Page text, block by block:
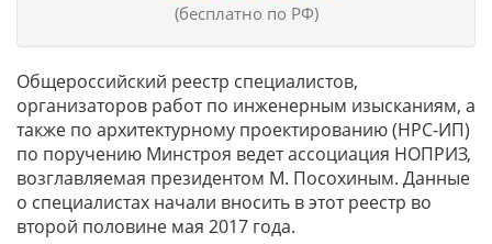
(бесплатно по РФ)
Общероссийский реестр специалистов,
организаторов работ по инженерным изысканиям, а
также по архитектурному проектированию (НРС-ИП)
по поручению Минстроя ведет ассоциация НОПРИЗ,
возглавляемая президентом М. Посохиным. Данные
о специалистах начали вносить в этот реестр во
второй половине мая 2017 года.